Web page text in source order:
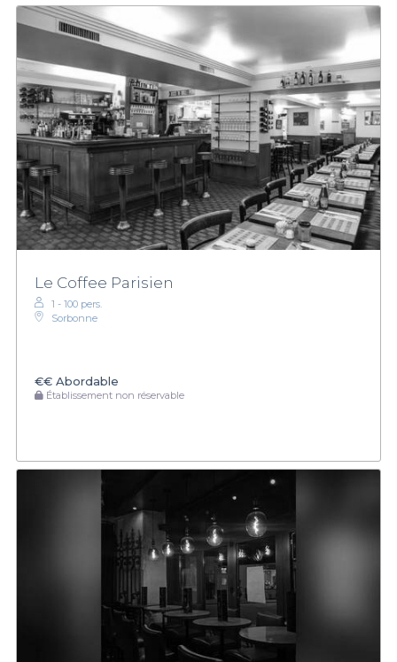
Le Coffee Parisien
1 - 100 pers.
Sorbonne
€€ Abordable
Établissement non réservable